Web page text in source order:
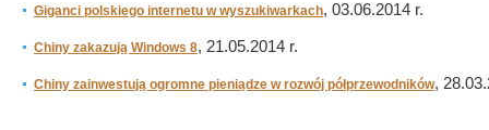
Giganci polskiego internetu w wyszukiwarkach, 03.06.2014 r.
Chiny zakazują Windows 8, 21.05.2014 r.
Chiny zainwestują ogromne pieniądze w rozwój półprzewodników,